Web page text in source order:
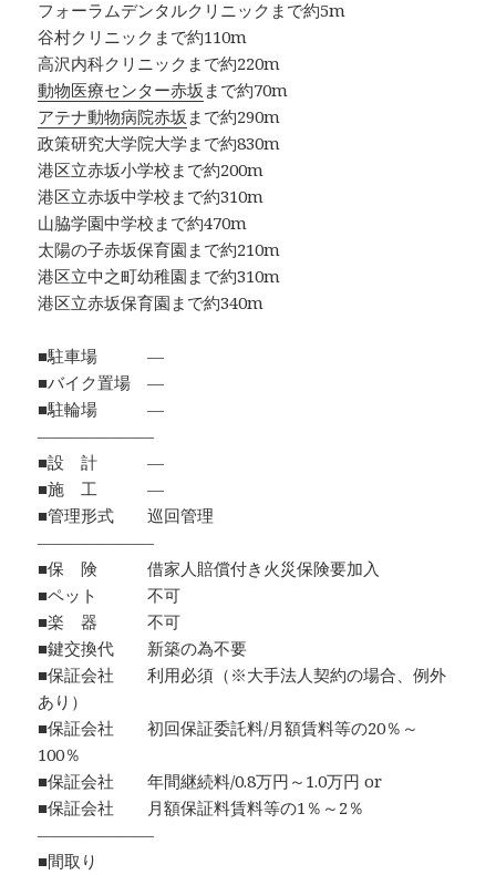
フォーラムデンタルクリニックまで約5m
谷村クリニックまで約110m
高沢内科クリニックまで約220m
動物医療センター赤坂 まで約70m
アテナ動物病院赤坂 まで約290m
政策研究大学院大学まで約830m
港区立赤坂小学校まで約200m
港区立赤坂中学校まで約310m
山脇学園中学校まで約470m
太陽の子赤坂保育園まで約210m
港区立中之町幼稚園まで約310m
港区立赤坂保育園まで約340m
■駐車場 ―
■バイク置場 ―
■駐輪場 ―
―――――――
■設 計 ―
■施 工 ―
■管理形式 巡回管理
―――――――
■保 険 借家人賠償付き火災保険要加入
■ペット 不可
■楽 器 不可
■鍵交換代 新築の為不要
■保証会社 利用必須（※大手法人契約の場合、例外
あり）
■保証会社 初回保証委託料/月額賃料等の20％～
100％
■保証会社 年間継続料/0.8万円～1.0万円 or
■保証会社 月額保証料賃料等の1％～2％
―――――――
■間取り